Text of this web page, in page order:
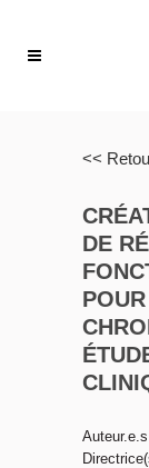
<<
DE